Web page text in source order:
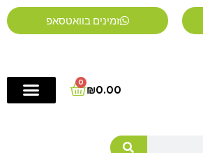
זמינים בוואטסאפ
₪0.00
0
Cart